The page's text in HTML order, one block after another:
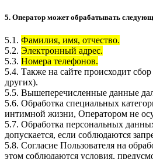
5. Оператор может обрабатывать
5.1. Фамилия, имя, отчество.
5.2. Электронный адрес.
5.3. Номера телефонов.
5.4. Также на сайте происходит
других).
5.5. Вышеперечисленные данные
5.6. Обработка специальных
интимной жизни, Оператором не
5.7. Обработка персональных
допускается, если соблюдаются
5.8. Согласие Пользователя на
этом соблюдаются условия,